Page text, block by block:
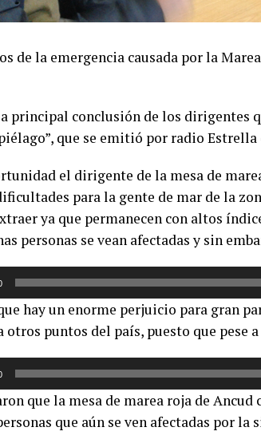
de la emergencia causada por la
principal conclusión de los dirigentes
que se emitió por radio
el dirigente de la mesa de
para la gente de mar de la
ya que permanecen con altos
personas se vean afectadas y sin
hay un enorme perjuicio para gran
otros puntos del país, puesto que pese
que la mesa de marea roja de
que aún se ven afectadas por